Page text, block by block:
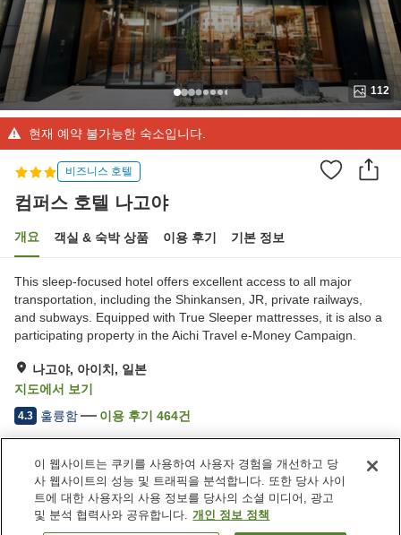
112
현재 예약 불가능한 숙소입니다.
비즈니스 호텔
컴퍼스 호텔 나고야
개요 객실 & 숙박 상품 이용 후기 기본 정보
This sleep-focused hotel offers excellent access to all major
transportation, including the Shinkansen, JR, private railways,
and subways. Equipped with True Sleeper mattresses, it is also a
participating property in the Aichi Travel e-Money Campaign.
나고야, 아이치, 일본
지도에서 보기
4.3 훌륭함 이용 후기 464건
숙소 편의 시설/서비스
스파 / 미용실
세탁 (유료)
택배
드라이클리닝
이 웹사이트는 쿠키를 사용하여 사용자 경험을 개선하고 당
사 웹사이트의 성능 및 트래픽을 분석합니다. 또한 당사 사이
트에 대한 사용자의 사용 정보를 당사의 소셜 미디어, 광고
및 분석 협력사와 공유합니다. 개인 정보 정책